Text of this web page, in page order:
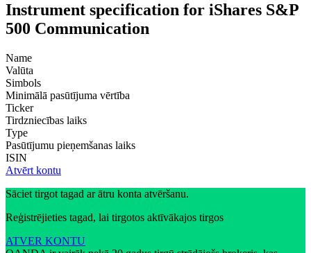
Instrument specification for iShares S&P
500 Communication
Name
Valūta
Simbols
Minimālā pasūtījuma vērtība
Ticker
Tirdzniecības laiks
Type
Pasūtījumu pieņemšanas laiks
ISIN
Atvērt kontu
Sāciet tirgot tagad ar ātru konta atvēršanu.
Reģistrējieties tagad, lai tirgotos aktīvākajos tirgos
ATVER KONTU